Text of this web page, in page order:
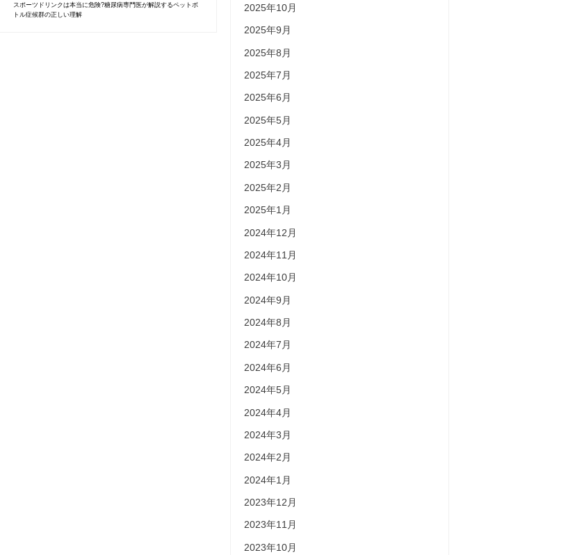
スポーツドリンクは本当に危険?糖尿病専門医が解説するペットボ
トル症候群の正しい理解
2025年10月
2025年9月
2025年8月
2025年7月
2025年6月
2025年5月
2025年4月
2025年3月
2025年2月
2025年1月
2024年12月
2024年11月
2024年10月
2024年9月
2024年8月
2024年7月
2024年6月
2024年5月
2024年4月
2024年3月
2024年2月
2024年1月
2023年12月
2023年11月
2023年10月